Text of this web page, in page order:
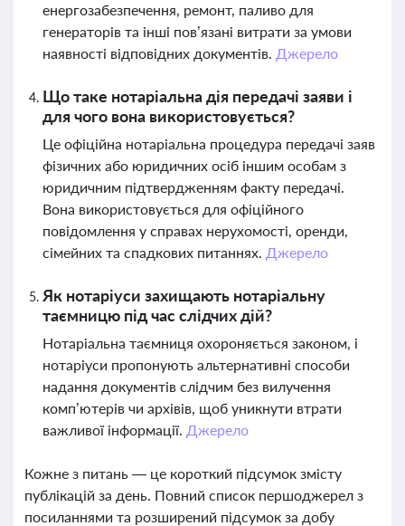
енергозабезпечення, ремонт, паливо для
генераторів та інші пов’язані витрати за умови
наявності відповідних документів. Джерело
Що таке нотаріальна дія передачі заяви і
для чого вона використовується?
Це офіційна нотаріальна процедура передачі заяв
фізичних або юридичних осіб іншим особам з
юридичним підтвердженням факту передачі.
Вона використовується для офіційного
повідомлення у справах нерухомості, оренди,
сімейних та спадкових питаннях. Джерело
Як нотаріуси захищають нотаріальну
таємницю під час слідчих дій?
Нотаріальна таємниця охороняється законом, і
нотаріуси пропонують альтернативні способи
надання документів слідчим без вилучення
комп’ютерів чи архівів, щоб уникнути втрати
важливої інформації. Джерело
Кожне з питань — це короткий підсумок змісту
публікацій за день. Повний список першоджерел з
посиланнями та розширений підсумок за добу